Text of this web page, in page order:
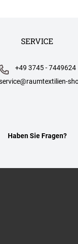
SERVICE
Haben Sie Fragen?
+49 3745 - 7449624